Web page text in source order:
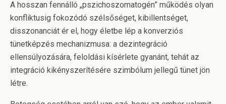
A hosszan fennálló „pszichoszomatogén” működés olyan
konfliktusig fokozódó szélsőséget, kibillentséget,
disszonanciát ér el, hogy életbe lép a konverziós
tünetképzés mechanizmusa: a dezintegráció
ellensúlyozására, feloldási kísérlete gyanánt, tehát az
integráció kikényszerítésére szimbólum jellegű tünet jön
létre.